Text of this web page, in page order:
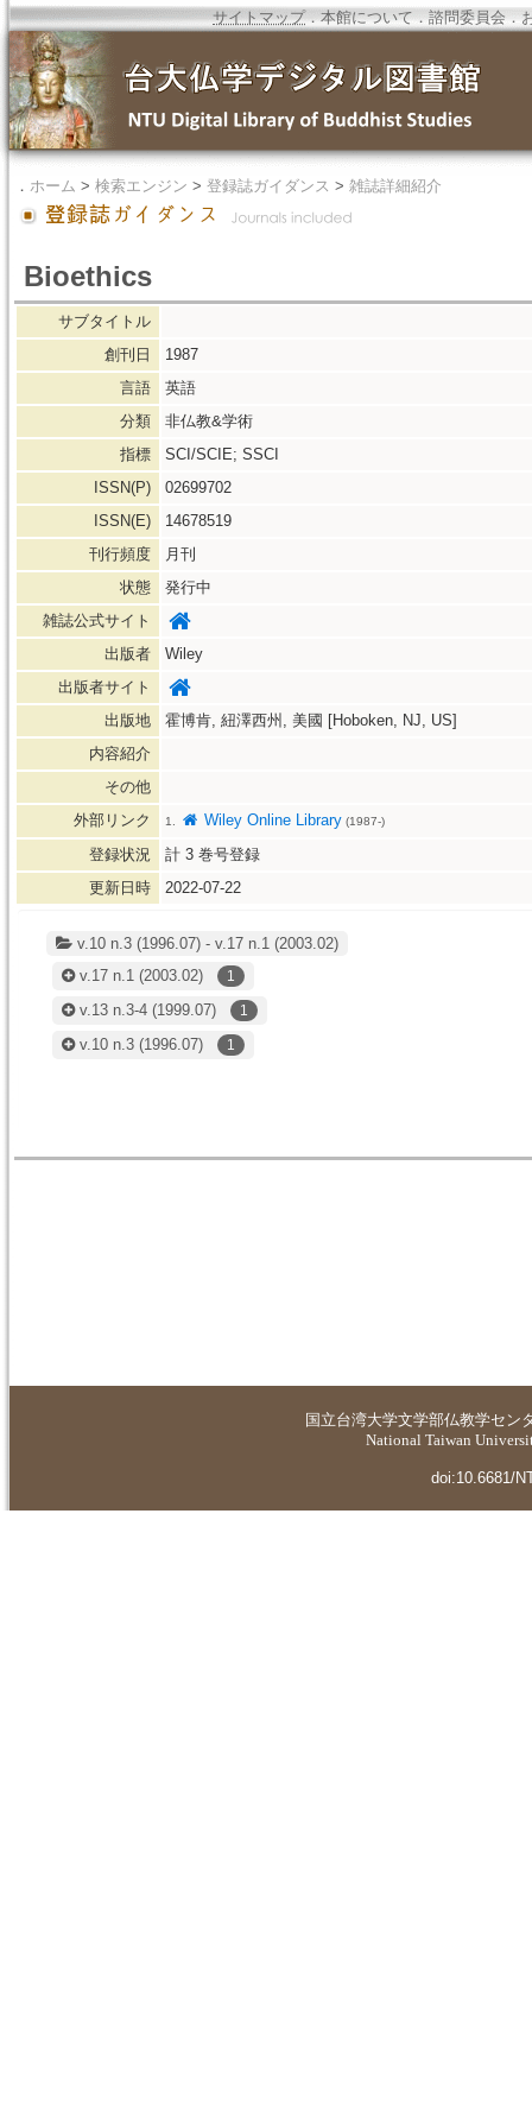
サイトマップ．本館について．諮問委員会．
． ホーム > 検索エンジン > 登録誌ガイダンス > 雑誌詳細紹介
Bioethics
サブタイトル
創刊日
1987
言語
英語
分類
非仏教&学術
指標
SCI/SCIE; SSCI
ISSN(P)
02699702
ISSN(E)
14678519
刊行頻度
月刊
状態
発行中
雑誌公式サイト
出版者
Wiley
出版者サイト
出版地
霍博肯, 紐澤西州, 美國 [Hoboken, NJ, US]
内容紹介
その他
外部リンク
1. Wiley Online Library (1987-)
登録状況 計 3 巻号登録
更新日時
2022-07-22
v.10 n.3 (1996.07) - v.17 n.1 (2003.02)
v.17 n.1 (2003.02) 1
v.13 n.3-4 (1999.07) 1
v.10 n.3 (1996.07) 1
国立台湾大学文学部仏教学セン
National Taiwan
doi:10.6681/